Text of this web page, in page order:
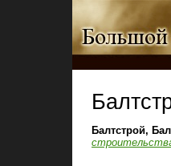
Балтстрой,